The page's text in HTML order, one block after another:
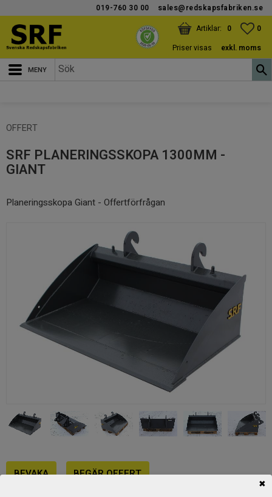
Meny
019-760 30 00 sales@redskapsfabriken.se
0
KUNDVAGN
ANTAL PRODUKTER:
0
Priser visas
exkl. moms
OFFERT
SRF PLANERINGSSKOPA 1300MM -
GIANT
Planeringsskopa Giant - Offertförfrågan
BEVAKA BEGÄR OFFERT
✖